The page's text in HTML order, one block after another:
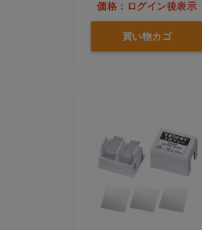
価格：ログイン後表示
買い物カゴ